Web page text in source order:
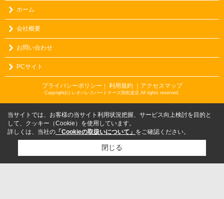
ホーム
会社概要
お問い合わせ
PCサイト
プライバシーポリシー ｜ 利用規約 ｜アクセスマップ
Copyright(c) レオパレスパートナーズ四街道店 All rights reserved.
当サイトでは、お客様の当サイト利用状況把握、サービス向上検討を目的と
して、クッキー（Cookie）を使用しています。
詳しくは、当社の 「Cookieの取扱いについて」 をご確認ください。
閉じる